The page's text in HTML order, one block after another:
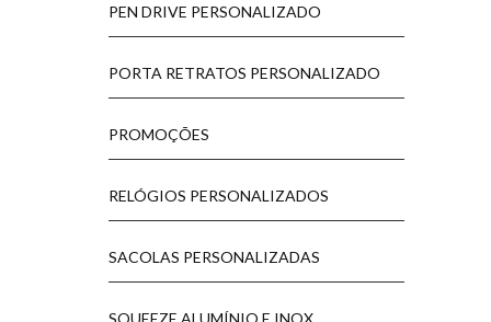
PEN DRIVE PERSONALIZADO
PORTA RETRATOS PERSONALIZADO
PROMOÇÕES
RELÓGIOS PERSONALIZADOS
SACOLAS PERSONALIZADAS
SQUEEZE ALUMÍNIO E INOX